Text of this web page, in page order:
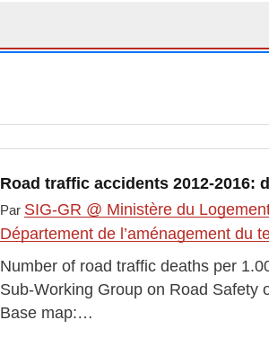
Road traffic accidents 2012-2016:
Par SIG-GR @ Ministère du
Département de l’aménagement du
Number of road traffic deaths per
Sub-Working Group on Road Safety
Base map:…